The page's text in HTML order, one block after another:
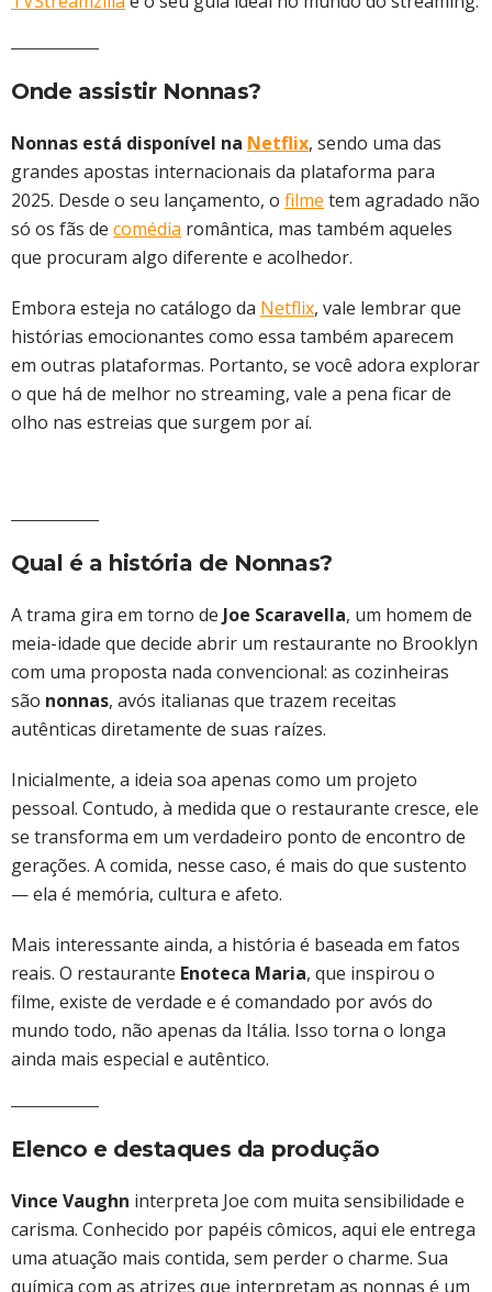
Onde assistir Nonnas?
Nonnas está disponível na Netflix, sendo uma das
grandes apostas internacionais da plataforma para
2025. Desde o seu lançamento, o filme tem agradado não
só os fãs de comédia romântica, mas também aqueles
que procuram algo diferente e acolhedor.
Embora esteja no catálogo da Netflix, vale lembrar que
histórias emocionantes como essa também aparecem
em outras plataformas. Portanto, se você adora explorar
o que há de melhor no streaming, vale a pena ficar de
olho nas estreias que surgem por aí.
Qual é a história de Nonnas?
A trama gira em torno de Joe Scaravella, um homem de
meia-idade que decide abrir um restaurante no Brooklyn
com uma proposta nada convencional: as cozinheiras
são nonnas, avós italianas que trazem receitas
autênticas diretamente de suas raízes.
Inicialmente, a ideia soa apenas como um projeto
pessoal. Contudo, à medida que o restaurante cresce, ele
se transforma em um verdadeiro ponto de encontro de
gerações. A comida, nesse caso, é mais do que sustento
— ela é memória, cultura e afeto.
Mais interessante ainda, a história é baseada em fatos
reais. O restaurante Enoteca Maria, que inspirou o
filme, existe de verdade e é comandado por avós do
mundo todo, não apenas da Itália. Isso torna o longa
ainda mais especial e autêntico.
Elenco e destaques da produção
Vince Vaughn interpreta Joe com muita sensibilidade e
carisma. Conhecido por papéis cômicos, aqui ele entrega
uma atuação mais contida, sem perder o charme. Sua
química com as atrizes que interpretam as nonnas é um